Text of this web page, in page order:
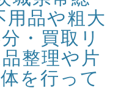
品や粗大
・買取リ
整理や片
を行って